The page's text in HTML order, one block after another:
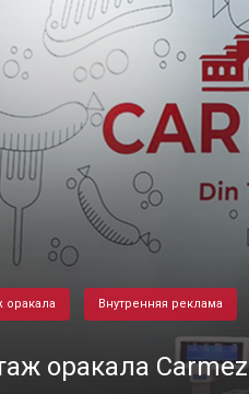
оракала Внутренняя реклама
оракала Carmez